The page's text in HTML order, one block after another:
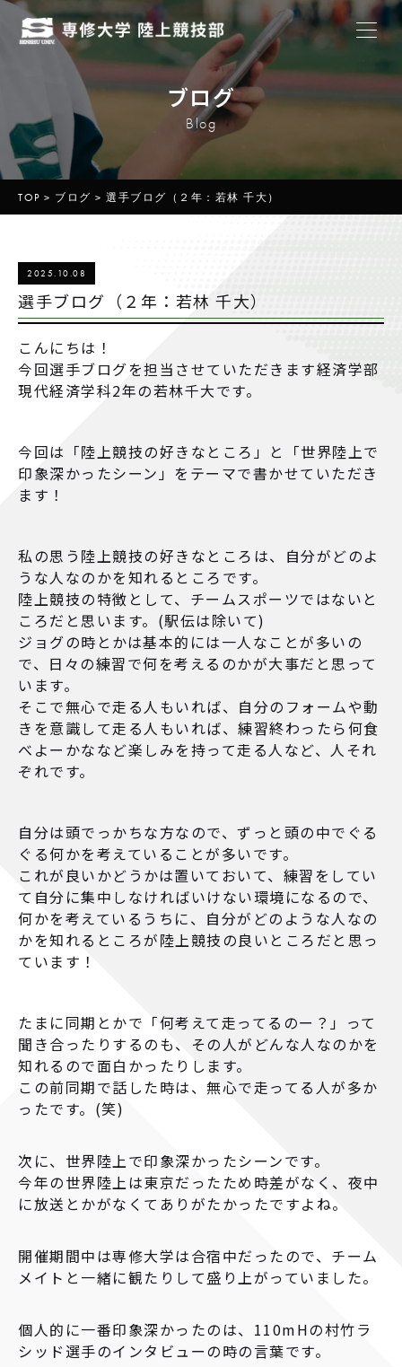
ブログ
Blog
TOP > ブログ > 選手ブログ（２年：若林 千大）
2025.10.08
選手ブログ（２年：若林 千大）
こんにちは！
今回選手ブログを担当させていただきます経済学部
現代経済学科2年の若林千大です。
今回は「陸上競技の好きなところ」と「世界陸上で
印象深かったシーン」をテーマで書かせていただき
ます！
私の思う陸上競技の好きなところは、自分がどのよ
うな人なのかを知れるところです。
陸上競技の特徴として、チームスポーツではないと
ころだと思います。(駅伝は除いて)
ジョグの時とかは基本的には一人なことが多いの
で、日々の練習で何を考えるのかが大事だと思って
います。
そこで無心で走る人もいれば、自分のフォームや動
きを意識して走る人もいれば、練習終わったら何食
べよーかななど楽しみを持って走る人など、人それ
ぞれです。
自分は頭でっかちな方なので、ずっと頭の中でぐる
ぐる何かを考えていることが多いです。
これが良いかどうかは置いておいて、練習をしてい
て自分に集中しなければいけない環境になるので、
何かを考えているうちに、自分がどのような人なの
かを知れるところが陸上競技の良いところだと思っ
ています！
たまに同期とかで「何考えて走ってるのー？」って
聞き合ったりするのも、その人がどんな人なのかを
知れるので面白かったりします。
この前同期で話した時は、無心で走ってる人が多か
ったです。(笑)
次に、世界陸上で印象深かったシーンです。
今年の世界陸上は東京だったため時差がなく、夜中
に放送とかがなくてありがたかったですよね。
開催期間中は専修大学は合宿中だったので、チーム
メイトと一緒に観たりして盛り上がっていました。
個人的に一番印象深かったのは、110mHの村竹ラ
シッド選手のインタビューの時の言葉です。